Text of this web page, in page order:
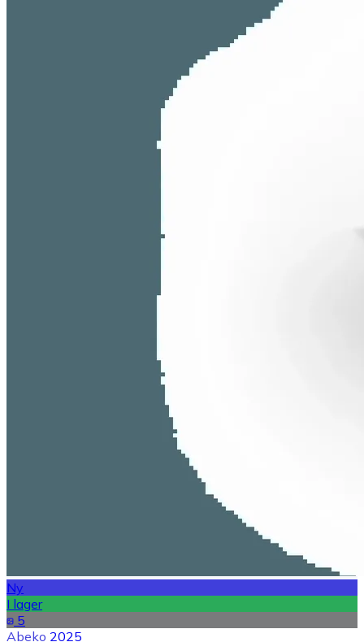
Ny
I lager
5
Abeko 2025